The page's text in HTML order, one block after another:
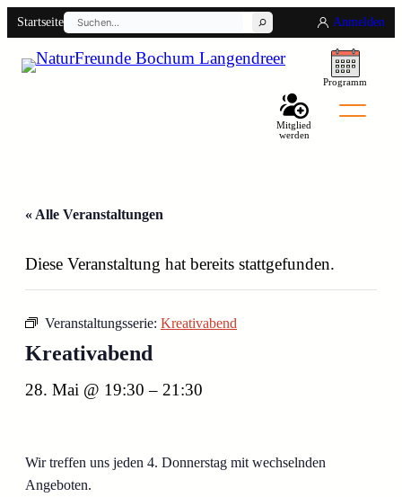
Startseite
Suchen
Anmelden
Programm
Mitglied
werden
« Alle Veranstaltungen
Diese Veranstaltung hat bereits stattgefunden.
Veranstaltungsserie: Kreativabend
Kreativabend
28. Mai @ 19:30 – 21:30
Wir treffen uns jeden 4. Donnerstag mit wechselnden
Angeboten.